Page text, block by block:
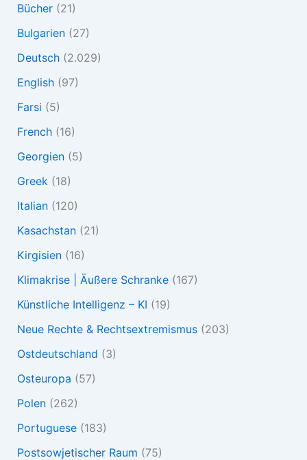
Bücher(21)
Bulgarien(27)
Deutsch(2.029)
English(97)
Farsi (5)
French(16)
Georgien(5)
Greek (18)
Italian(120)
Kasachstan(21)
Kirgisien(16)
Klimakrise | Äußere Schranke(167)
Künstliche Intelligenz – KI (19)
Neue Rechte & Rechtsextremismus(203)
Ostdeutschland (3)
Osteuropa (57)
Polen(262)
Portuguese(183)
Postsowjetischer Raum (75)